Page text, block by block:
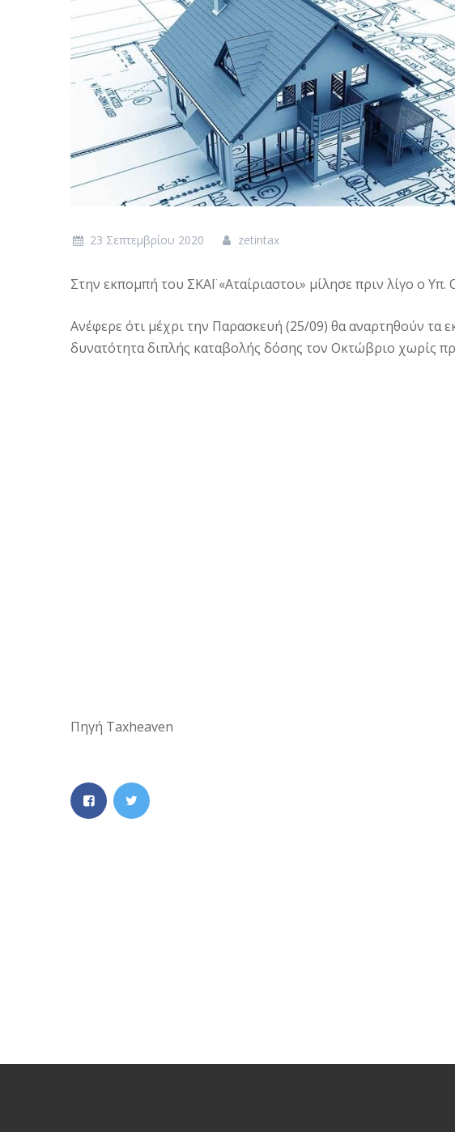
23 Σεπτεμβρίου 2020 zetintax
Στην εκπομπή του ΣΚΑΪ «Αταίριαστοι» μίλησε πριν λίγο ο
Ανέφερε ότι μέχρι την Παρασκευή (25/09) θα αναρτηθούν τα
δυνατότητα διπλής καταβολής δόσης τον Οκτώβριο χωρίς
Πηγή Taxheaven